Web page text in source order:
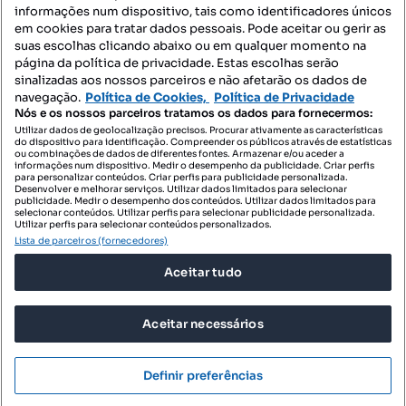
Mapa do Site
Contacte-nos
SIGA-NOS:
DESCARREGAR NA:
© 2026 Imovirtual.com, OLX Portugal, S.A.
TERMOS DE UTILIZAÇÃO
POLÍTICA DE PRIVACIDADE
CONFIGURAÇÕES DE PRIVACIDADE
informações num dispositivo, tais como identificadores únicos
em cookies para tratar dados pessoais. Pode aceitar ou gerir as
suas escolhas clicando abaixo ou em qualquer momento na
página da política de privacidade. Estas escolhas serão
sinalizadas aos nossos parceiros e não afetarão os dados de
navegação. Política de Cookies, Política de Privacidade
Nós e os nossos parceiros tratamos os dados para fornecermos:
Utilizar dados de geolocalização precisos. Procurar ativamente as características
do dispositivo para identificação. Compreender os públicos através de estatísticas
ou combinações de dados de diferentes fontes. Armazenar e/ou aceder a
informações num dispositivo. Medir o desempenho da publicidade. Criar perfis
para personalizar conteúdos. Criar perfis para publicidade personalizada.
Desenvolver e melhorar serviços. Utilizar dados limitados para selecionar
publicidade. Medir o desempenho dos conteúdos. Utilizar dados limitados para
selecionar conteúdos. Utilizar perfis para selecionar publicidade personalizada.
Utilizar perfis para selecionar conteúdos personalizados.
Lista de parceiros (fornecedores)
Aceitar tudo
Aceitar necessários
Definir preferências